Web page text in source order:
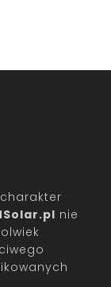
nie